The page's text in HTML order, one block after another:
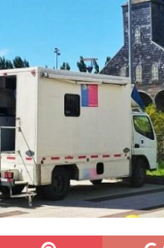
CASTRO